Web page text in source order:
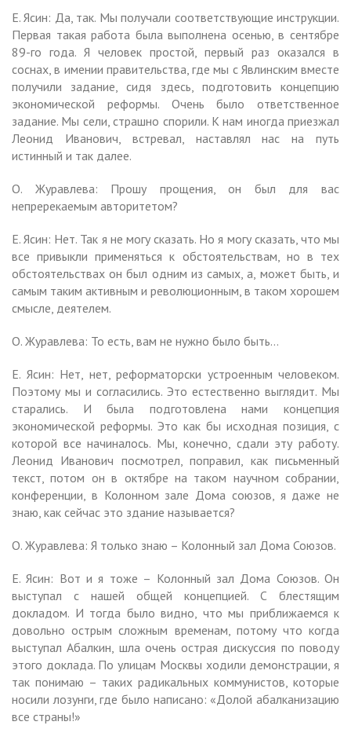
Е. Ясин: Да, так. Мы получали соответствующие инструкции.
Первая такая работа была выполнена осенью, в сентябре
89-го года. Я человек простой, первый раз оказался в
соснах, в имении правительства, где мы с Явлинским вместе
получили задание, сидя здесь, подготовить концепцию
экономической реформы. Очень было ответственное
задание. Мы сели, страшно спорили. К нам иногда приезжал
Леонид Иванович, встревал, наставлял нас на путь
истинный и так далее.
О. Журавлева: Прошу прощения, он был для вас
непререкаемым авторитетом?
Е. Ясин: Нет. Так я не могу сказать. Но я могу сказать, что мы
все привыкли применяться к обстоятельствам, но в тех
обстоятельствах он был одним из самых, а, может быть, и
самым таким активным и революционным, в таком хорошем
смысле, деятелем.
О. Журавлева: То есть, вам не нужно было быть…
Е. Ясин: Нет, нет, реформаторски устроенным человеком.
Поэтому мы и согласились. Это естественно выглядит. Мы
старались. И была подготовлена нами концепция
экономической реформы. Это как бы исходная позиция, с
которой все начиналось. Мы, конечно, сдали эту работу.
Леонид Иванович посмотрел, поправил, как письменный
текст, потом он в октябре на таком научном собрании,
конференции, в Колонном зале Дома союзов, я даже не
знаю, как сейчас это здание называется?
О. Журавлева: Я только знаю – Колонный зал Дома Союзов.
Е. Ясин: Вот и я тоже – Колонный зал Дома Союзов. Он
выступал с нашей общей концепцией. С блестящим
докладом. И тогда было видно, что мы приближаемся к
довольно острым сложным временам, потому что когда
выступал Абалкин, шла очень острая дискуссия по поводу
этого доклада. По улицам Москвы ходили демонстрации, я
так понимаю – таких радикальных коммунистов, которые
носили лозунги, где было написано: «Долой абалканизацию
все страны!»